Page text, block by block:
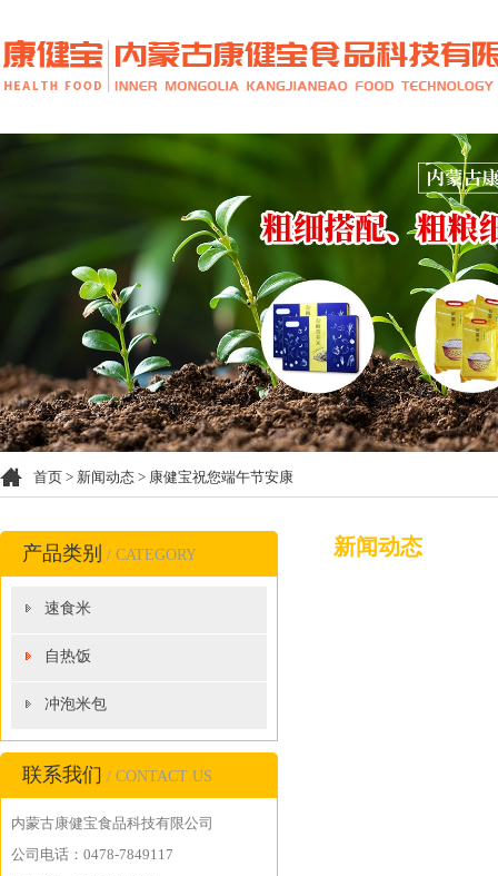
首页 > 新闻动态 > 康健宝祝您端午节安康
产品类别 / CATEGORY
速食米
自热饭
冲泡米包
联系我们 / CONTACT US
内蒙古康健宝食品科技有限公司
公司电话：0478-7849117
新闻动态